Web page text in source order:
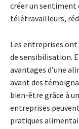
créer un sentiment
télétravailleurs,
Les entreprises
de sensibilisation.
avantages d’une
avant des
bien-être grâce à
entreprises
pratiques